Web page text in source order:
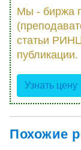
Мы - биржа
статьи
Узнать цену
Похожие